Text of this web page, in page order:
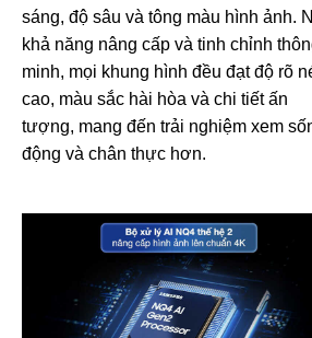
sáng, độ sâu và tông màu hình ảnh.
khả năng nâng cấp và tinh chỉnh
minh, mọi khung hình đều đạt độ rõ
cao, màu sắc hài hòa và chi tiết ấn
tượng, mang đến trải nghiệm xem
động và chân thực hơn.